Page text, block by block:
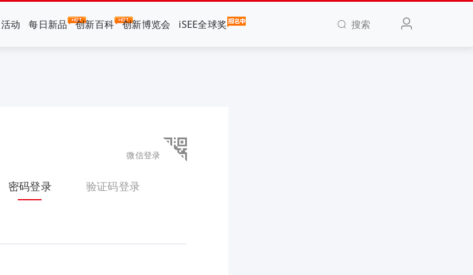
活动 每日新品 创新百科 创新博览会 iSEE全球奖 搜索
微信登录
密码登录 验证码登录